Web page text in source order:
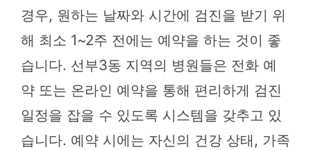
경우, 원하는 날짜와 시간에 검진을 받기 위
해 최소 1~2주 전에는 예약을 하는 것이 좋
습니다. 선부3동 지역의 병원들은 전화 예
약 또는 온라인 예약을 통해 편리하게 검진
일정을 잡을 수 있도록 시스템을 갖추고 있
습니다. 예약 시에는 자신의 건강 상태, 가족